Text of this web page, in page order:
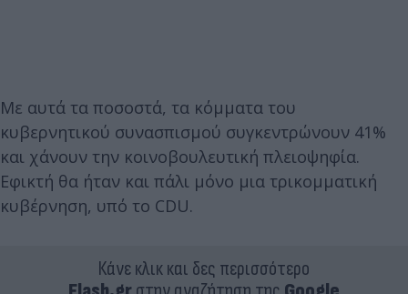
Με αυτά τα ποσοστά, τα κόμματα του
κυβερνητικού συνασπισμού συγκεντρώνουν 41%
και χάνουν την κοινοβουλευτική πλειοψηφία.
Εφικτή θα ήταν και πάλι μόνο μια τρικομματική
κυβέρνηση, υπό το CDU.
Κάνε κλικ και δες περισσότερο